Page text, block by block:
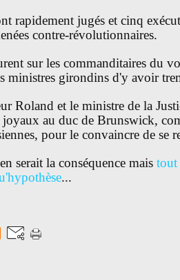
rapidement jugés et cinq
contre-révolutionnaires.
sur les commanditaires du
ministres girondins d'y avoir
Roland et le ministre de la
au duc de Brunswick,
pour le convaincre de se
serait la conséquence mais tout
...